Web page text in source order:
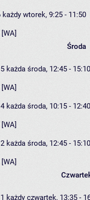
każdy wtorek, 9:25 - 11:50
Środa
każda środa, 12:45 - 15:10
każda środa, 10:15 - 12:40
każda środa, 12:45 - 15:10
każdy czwartek, 13:35 -